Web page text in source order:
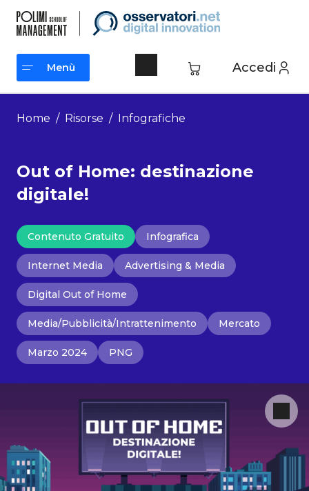
contenuto
Accedi
Menù
Menù
Home / Risorse / Infografiche
Out of Home: destinazione
digitale!
Contenuto Gratuito Infografica
Internet Media Advertising & Media
Digital Out of Home
Media/Pubblicità/Intrattenimento Mercato
Marzo 2024 PNG